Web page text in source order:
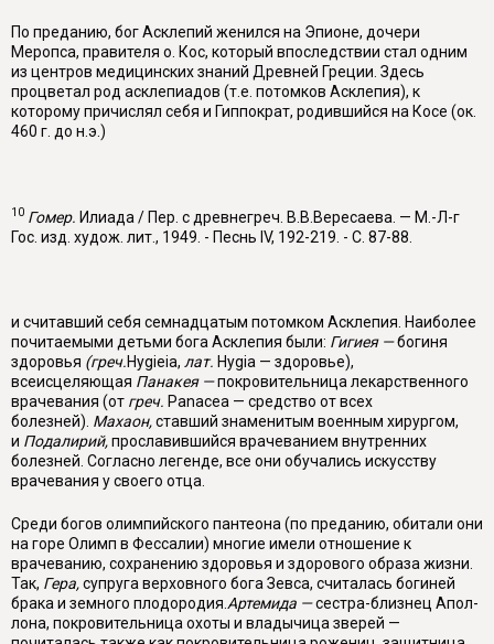
По преданию, бог Асклепий женился на Эпионе, дочери
Меропса, прави­теля о. Кос, который впоследствии стал одним
из центров медицинских знаний Древней Греции. Здесь
процветал род асклепиадов (т.е. потомков Асклепия), к
которому причислял себя и Гиппократ, родившийся на Косе (ок.
460 г. до н.э.)
10 Гомер. Илиада / Пер. с древнегреч. В.В.Вересаева. — М.-Л-г
Гос. изд. худож. лит., 1949. - Песнь IV, 192-219. - С. 87-88.
и считавший себя семнадцатым потомком Асклепия. Наиболее
почитаемыми детьми бога Асклепия были: Гигиея —богиня
здоровья (греч.Hygieia, лат. Hygia — здоровье),
всеисцеляющая Панакея —покровительница лекарствен­ного
врачевания (от греч. Panacea — средство от всех
болезней). Махаон,ставший знаменитым военным хирургом,
и Подалирий,прославившийся вра­чеванием внутренних
болезней. Согласно легенде, все они обучались искусст­ву
врачевания у своего отца.
Среди богов олимпийского пантеона (по преданию, обитали они
на горе Олимп в Фессалии) многие имели отношение к
врачеванию, сохранению здоро­вья и здорового образа жизни.
Так, Гера,супруга верховного бога Зевса, счита­лась богиней
брака и земного плодородия. Артемида —сестра-близнец Апол­
лона, покровительница охоты и владычица зверей —